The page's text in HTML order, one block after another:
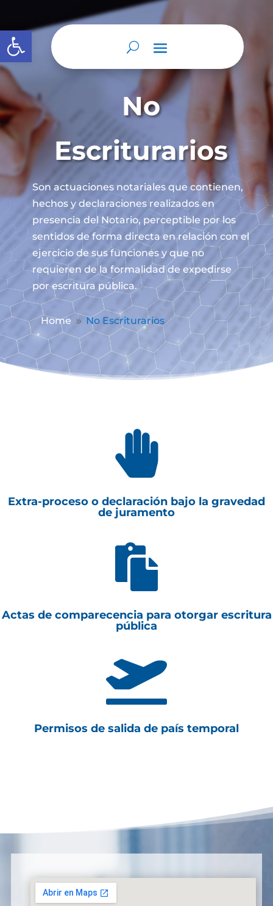
Abrir barra de herramientas
No
Escriturarios
Son actuaciones notariales que contienen,
hechos y declaraciones realizados en
presencia del Notario, perceptible por los
sentidos de forma directa en relación con el
ejercicio de sus funciones y que no
requieren de la formalidad de expedirse
por escritura pública.
Home 9 No Escriturarios

Extra-proceso o declaración bajo la gravedad
de juramento

Actas de comparecencia para otorgar escritura
pública

Permisos de salida de país temporal